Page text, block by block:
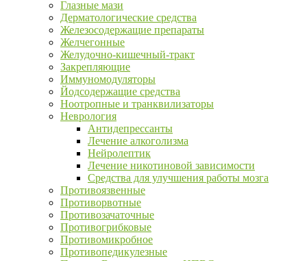
Глазные мази
Дерматологические средства
Железосодержащие препараты
Желчегонные
Желудочно-кишечный-тракт
Закрепляющие
Иммуномодуляторы
Йодсодержащие средства
Ноотропные и транквилизаторы
Неврология
Антидепрессанты
Лечение алкоголизма
Нейролептик
Лечение никотиновой зависимости
Средства для улучшения работы мозга
Противоязвенные
Противорвотные
Противозачаточные
Противогрибковые
Противомикробное
Противопедикулезные